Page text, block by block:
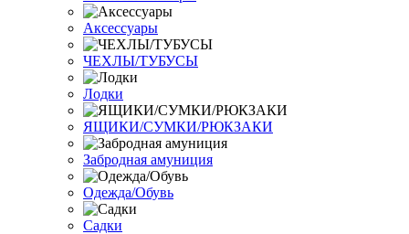
Аксессуары
ЧЕХЛЫ/ТУБУСЫ
Лодки
ЯЩИКИ/СУМКИ/РЮКЗАКИ
Забродная амуниция
Одежда/Обувь
Садки